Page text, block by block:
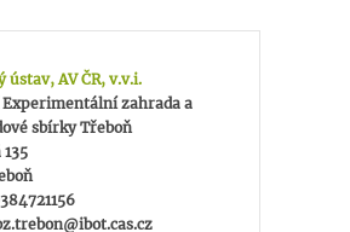
ústav, AV ČR, v.v.i.
Experimentální zahrada a
sbírky Třeboň